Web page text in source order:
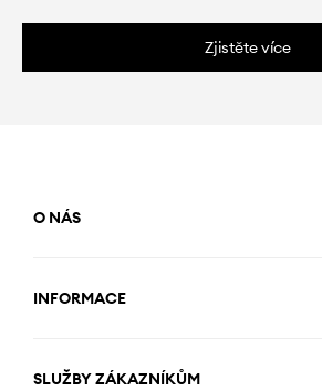
Zjistěte více
O NÁS
INFORMACE
SLUŽBY ZÁKAZNÍKŮM